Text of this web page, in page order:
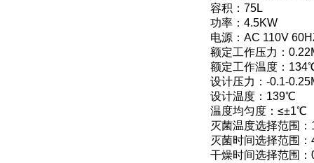
容积：75L
功率：4.5KW
电源：AC 110V
额定工作压力：
额定工作温度：
设计压力：-0.1-
设计温度：139℃
温度均匀度：≤±1℃
灭菌温度选择范围
灭菌时间选择范围
干燥时间选择范围